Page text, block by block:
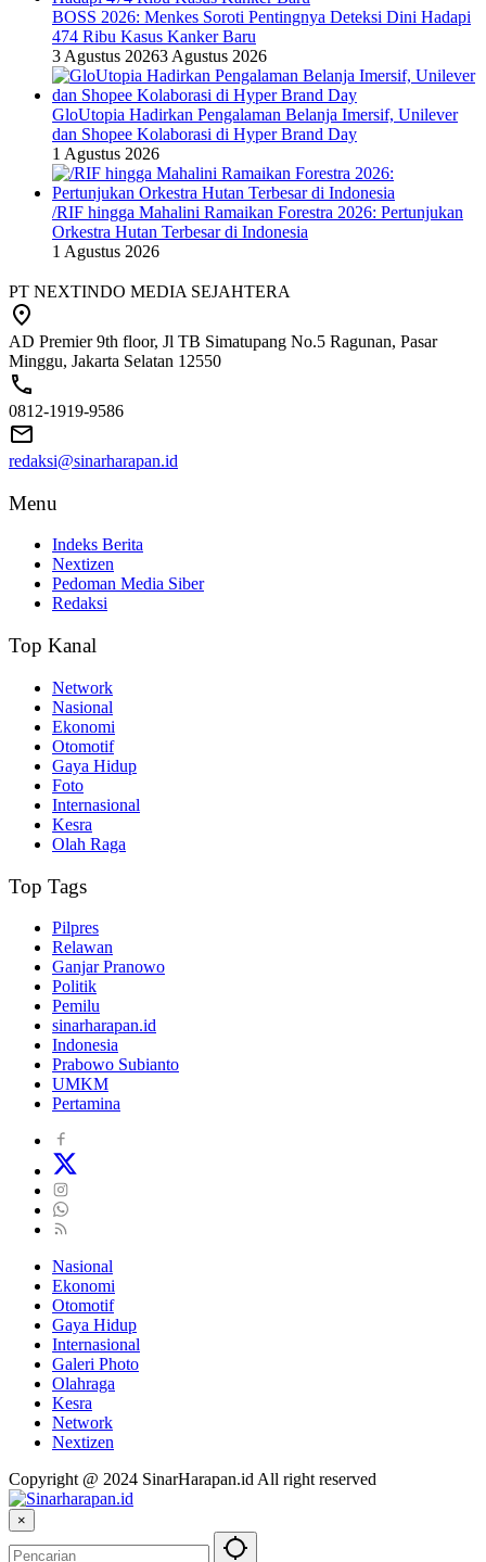
BOSS 2026: Menkes Soroti Pentingnya Deteksi Dini Hadapi
474 Ribu Kasus Kanker Baru
3 Agustus 20263 Agustus 2026
GloUtopia Hadirkan Pengalaman Belanja Imersif, Unilever
dan Shopee Kolaborasi di Hyper Brand Day
1 Agustus 2026
/RIF hingga Mahalini Ramaikan Forestra 2026: Pertunjukan
Orkestra Hutan Terbesar di Indonesia
1 Agustus 2026
PT NEXTINDO MEDIA SEJAHTERA
AD Premier 9th floor, Jl TB Simatupang No.5 Ragunan, Pasar
Minggu, Jakarta Selatan 12550
0812-1919-9586
redaksi@sinarharapan.id
Menu
Indeks Berita
Nextizen
Pedoman Media Siber
Redaksi
Top Kanal
Network
Nasional
Ekonomi
Otomotif
Gaya Hidup
Foto
Internasional
Kesra
Olah Raga
Top Tags
Pilpres
Relawan
Ganjar Pranowo
Politik
Pemilu
sinarharapan.id
Indonesia
Prabowo Subianto
UMKM
Pertamina
Nasional
Ekonomi
Otomotif
Gaya Hidup
Internasional
Galeri Photo
Olahraga
Kesra
Network
Nextizen
Copyright @ 2024 SinarHarapan.id All right reserved
×